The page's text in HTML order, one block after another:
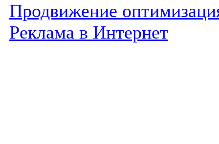
Продвижение
Реклама в Интернет